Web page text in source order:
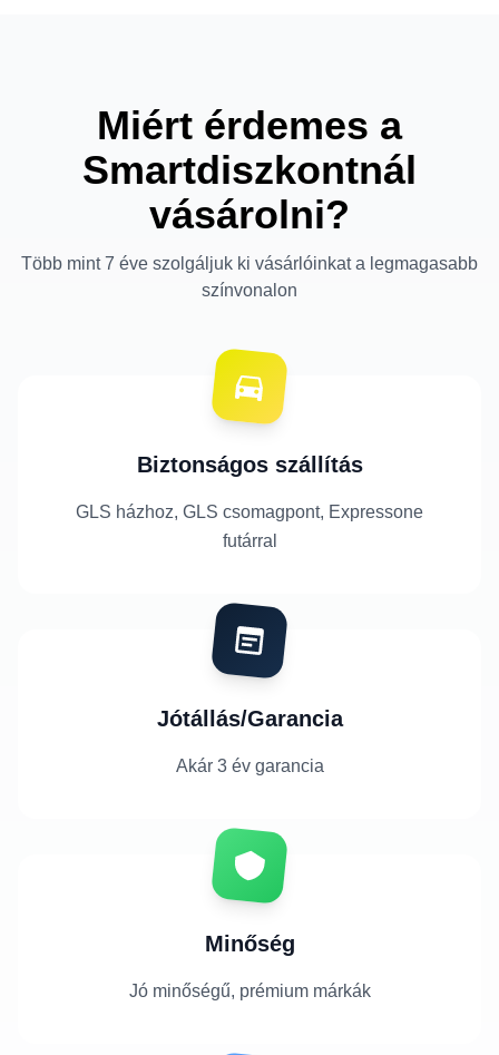
Miért érdemes a
Smartdiszkontnál
vásárolni?
Több mint 7 éve szolgáljuk ki vásárlóinkat a legmagasabb
színvonalon
Biztonságos szállítás
GLS házhoz, GLS csomagpont, Expressone
futárral
Jótállás/Garancia
Akár 3 év garancia
Minőség
Jó minőségű, prémium márkák